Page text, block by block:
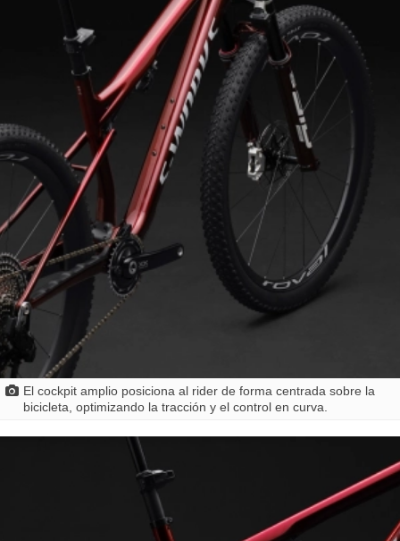
El cockpit amplio posiciona al rider de forma centrada sobre la
bicicleta, optimizando la tracción y el control en curva.